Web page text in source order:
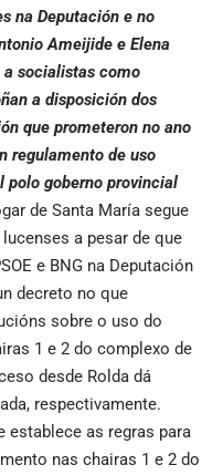
na Deputación e no
Ameijide e Elena
socialistas como
a disposición dos
que prometeron no ano
regulamento de uso
polo goberno provincial
de Santa María segue
a pesar de que
e BNG na Deputación
decreto no que
sobre o uso do
1 e 2 do complexo de
desde Rolda dá
respectivamente.
establece as regras para
nas chairas 1 e 2 do